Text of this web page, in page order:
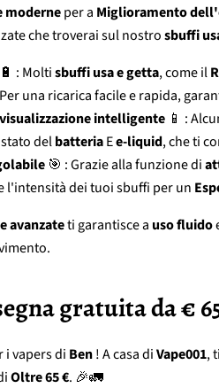
moderneper a Miglioramento
che troverai sul nostrosbuffi
🔋 : Moltisbuffi usa e getta, come il
Per una ricarica facile e rapida,
intelligente 📱 :
delbatteriaEe-liquid, che ti
🎯 : Grazie alla funzione di
l'intensità dei tuoi sbuffi per un
avanzateti garantisce a uso fluido
gratuita da €
i vapers di Ben! A casa diVape001,
Oltre 65 €. 🎉🚛